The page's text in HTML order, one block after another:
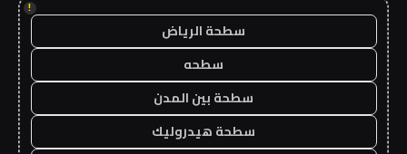
!
سطحة الرياض
سطحه
سطحة بين المدن
سطحة هيدروليك